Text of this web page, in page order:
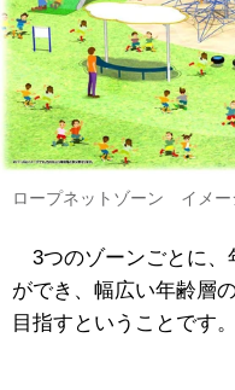
ロープネットゾーン イメー
3つのゾーンごとに、
ができ、幅広い年齢層
目指すということです。